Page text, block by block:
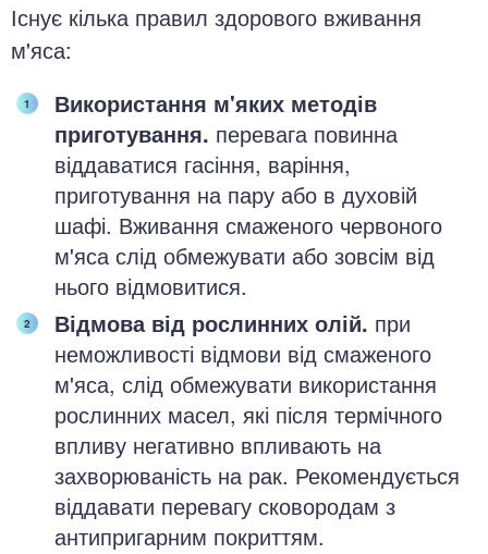
Існує кілька правил здорового вживання
м'яса:
Використання м'яких методів
приготування. перевага повинна
віддаватися гасіння, варіння,
приготування на пару або в духовій
шафі. Вживання смаженого червоного
м'яса слід обмежувати або зовсім від
нього відмовитися.
Відмова від рослинних олій. при
неможливості відмови від смаженого
м'яса, слід обмежувати використання
рослинних масел, які після термічного
впливу негативно впливають на
захворюваність на рак. Рекомендується
віддавати перевагу сковородам з
антипригарним покриттям.